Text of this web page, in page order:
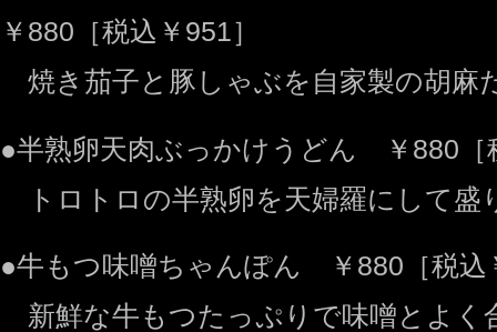
￥880［税込￥951］
焼き茄子と豚しゃぶを自家製の胡麻
●半熟卵天肉ぶっかけうどん ￥880［
トロトロの半熟卵を天婦羅にして盛
●牛もつ味噌ちゃんぽん ￥880［税込
新鮮な牛もつたっぷりで味噌とよく